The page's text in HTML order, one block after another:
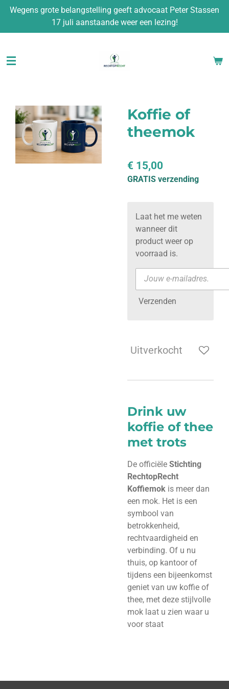
Ga
naar
hoofdinhoud
Wegens grote belangstelling geeft advocaat Peter Stassen
17 juli aanstaande weer een lezing!
Koffie of
theemok
€ 15,00
GRATIS verzending
Laat het me weten
wanneer dit
product weer op
voorraad is.
Verzenden
Uitverkocht
Drink uw
koffie of thee
met trots
De officiële Stichting
RechtopRecht
Koffiemok is meer dan
een mok. Het is een
symbool van
betrokkenheid,
rechtvaardigheid en
verbinding. Of u nu
thuis, op kantoor of
tijdens een bijeenkomst
geniet van uw koffie of
thee, met deze stijlvolle
mok laat u zien waar u
voor staat